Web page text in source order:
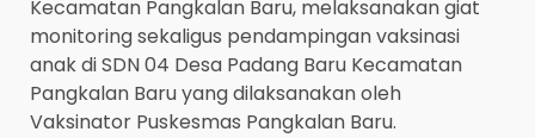
Kecamatan Pangkalan Baru, melaksanakan giat
monitoring sekaligus pendampingan vaksinasi
anak di SDN 04 Desa Padang Baru Kecamatan
Pangkalan Baru yang dilaksanakan oleh
Vaksinator Puskesmas Pangkalan Baru.